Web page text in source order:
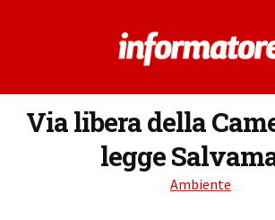
Via libera della
legge
Ambiente